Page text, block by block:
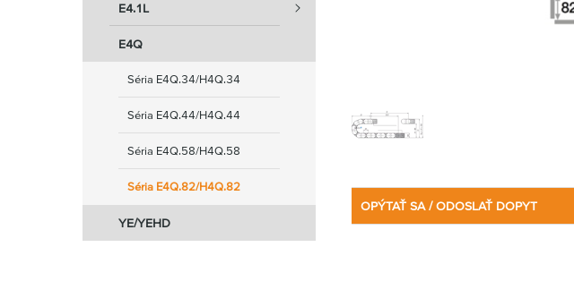
E4.1L
E4Q
Séria E4Q.34/H4Q.34
Séria E4Q.44/H4Q.44
Séria E4Q.58/H4Q.58
Séria E4Q.82/H4Q.82
YE/YEHD
OPÝTAŤ SA / ODOSLAŤ DOPYT